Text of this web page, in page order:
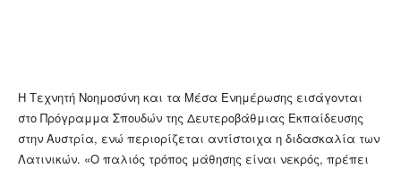
Η Τεχνητή Νοημοσύνη και τα Μέσα Ενημέρωσης εισάγονται
στο Πρόγραμμα Σπουδών της Δευτεροβάθμιας Εκπαίδευσης
στην Αυστρία, ενώ περιορίζεται αντίστοιχα η διδασκαλία των
Λατινικών. «Ο παλιός τρόπος μάθησης είναι νεκρός, πρέπει